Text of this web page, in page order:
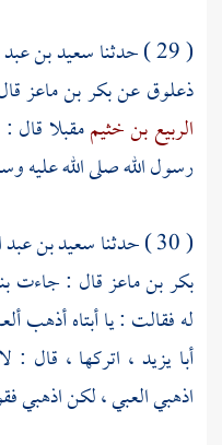
( 29 ) حدثنا
سعيد بن عبد
ذعلوقعنبكر بن ماعز
الربيع بن خثيممقبلا قال
رسول الله صلى الله عليه
( 30 ) حدثنا
سعيد بن عبد
بكر بن ماعزقال : جاءت
له فقالت : يا أبتاه أذهب
أبا يزيد ، اتركها ، قال :
اذهبي العبي ، لكن اذهبي